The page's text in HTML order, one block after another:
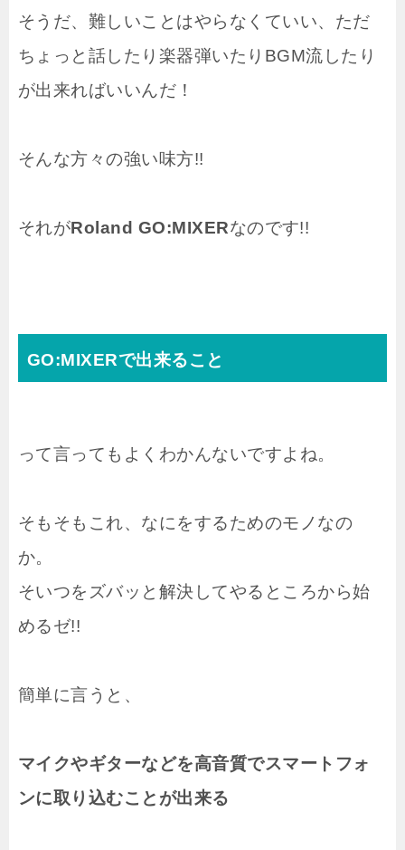
そうだ、難しいことはやらなくていい、ただ
ちょっと話したり楽器弾いたりBGM流したり
が出来ればいいんだ！
そんな方々の強い味方!!
それがRoland GO:MIXERなのです!!
GO:MIXERで出来ること
って言ってもよくわかんないですよね。
そもそもこれ、なにをするためのモノなの
か。
そいつをズバッと解決してやるところから始
めるゼ!!
簡単に言うと、
マイクやギターなどを高音質でスマートフォ
ンに取り込むことが出来る